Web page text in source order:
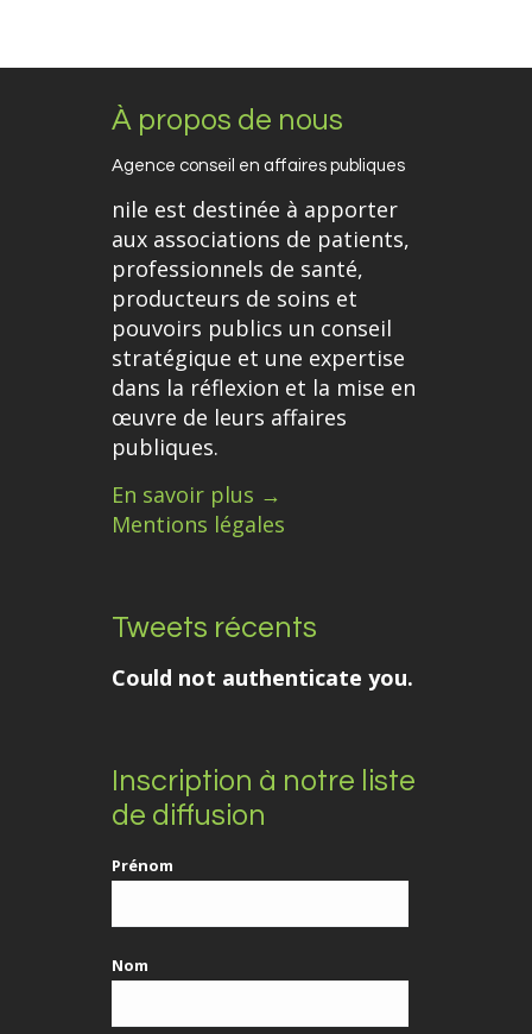
À propos de nous
Agence conseil en affaires publiques
nile est destinée à apporter
aux associations de patients,
professionnels de santé,
producteurs de soins et
pouvoirs publics un conseil
stratégique et une expertise
dans la réflexion et la mise en
œuvre de leurs affaires
publiques.
En savoir plus →
Mentions légales
Tweets récents
Could not authenticate you.
Inscription à notre liste
de diffusion
Prénom
Nom